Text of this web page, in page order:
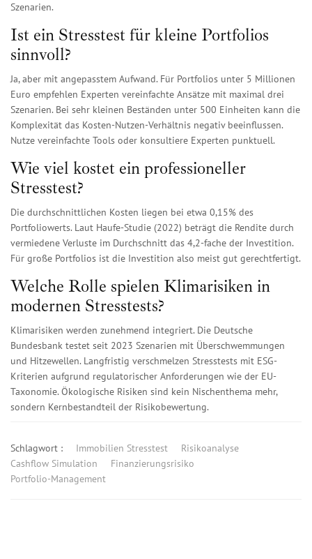
Szenarien.
Ist ein Stresstest für kleine Portfolios
sinnvoll?
Ja, aber mit angepasstem Aufwand. Für Portfolios unter 5 Millionen
Euro empfehlen Experten vereinfachte Ansätze mit maximal drei
Szenarien. Bei sehr kleinen Beständen unter 500 Einheiten kann die
Komplexität das Kosten-Nutzen-Verhältnis negativ beeinflussen.
Nutze vereinfachte Tools oder konsultiere Experten punktuell.
Wie viel kostet ein professioneller
Stresstest?
Die durchschnittlichen Kosten liegen bei etwa 0,15% des
Portfoliowerts. Laut Haufe-Studie (2022) beträgt die Rendite durch
vermiedene Verluste im Durchschnitt das 4,2-fache der Investition.
Für große Portfolios ist die Investition also meist gut gerechtfertigt.
Welche Rolle spielen Klimarisiken in
modernen Stresstests?
Klimarisiken werden zunehmend integriert. Die Deutsche
Bundesbank testet seit 2023 Szenarien mit Überschwemmungen
und Hitzewellen. Langfristig verschmelzen Stresstests mit ESG-
Kriterien aufgrund regulatorischer Anforderungen wie der EU-
Taxonomie. Ökologische Risiken sind kein Nischenthema mehr,
sondern Kernbestandteil der Risikobewertung.
Schlagwort : Immobilien Stresstest
Risikoanalyse
Cashflow Simulation
Finanzierungsrisiko
Portfolio-Management